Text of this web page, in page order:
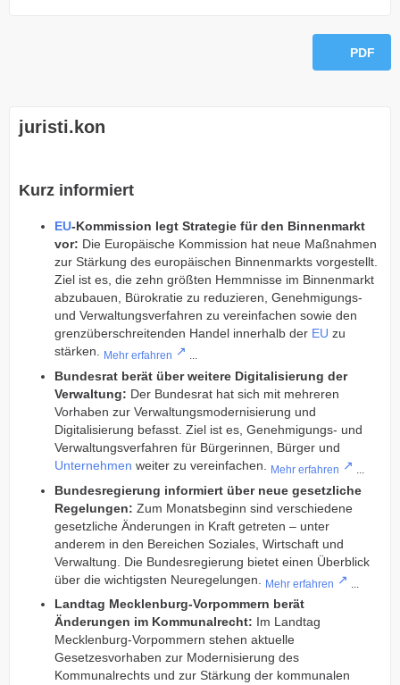
PDF
juristi.kon
Kurz informiert
EU-Kommission legt Strategie für den Binnenmarkt
vor: Die Europäische Kommission hat neue Maßnahmen
zur Stärkung des europäischen Binnenmarkts vorgestellt.
Ziel ist es, die zehn größten Hemmnisse im Binnenmarkt
abzubauen, Bürokratie zu reduzieren, Genehmigungs-
und Verwaltungsverfahren zu vereinfachen sowie den
grenzüberschreitenden Handel innerhalb der EU zu
stärken.
Mehr erfahren
Bundesrat berät über weitere Digitalisierung der
Verwaltung: Der Bundesrat hat sich mit mehreren
Vorhaben zur Verwaltungsmodernisierung und
Digitalisierung befasst. Ziel ist es, Genehmigungs- und
Verwaltungsverfahren für Bürgerinnen, Bürger und
Unternehmen weiter zu vereinfachen. Mehr erfahren
Bundesregierung informiert über neue gesetzliche
Regelungen: Zum Monatsbeginn sind verschiedene
gesetzliche Änderungen in Kraft getreten – unter
anderem in den Bereichen Soziales, Wirtschaft und
Verwaltung. Die Bundesregierung bietet einen Überblick
über die wichtigsten Neuregelungen.
Mehr erfahren
Landtag Mecklenburg-Vorpommern berät
Änderungen im Kommunalrecht: Im Landtag
Mecklenburg-Vorpommern stehen aktuelle
Gesetzesvorhaben zur Modernisierung des
Kommunalrechts und zur Stärkung der kommunalen